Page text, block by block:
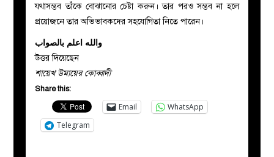
যথাসম্ভব তাঁকে বোঝানোর চেষ্টা করুন। তার পরও সম্ভব না হলে
প্রয়োজনে তার অভিভাবকদের সহযোগিতা নিতে পারেন।
والله اعلم بالصواب
উত্তর দিয়েছেন
শায়েখ উমায়ের কোব্বাদী
Share this:
Email
WhatsApp
Telegram